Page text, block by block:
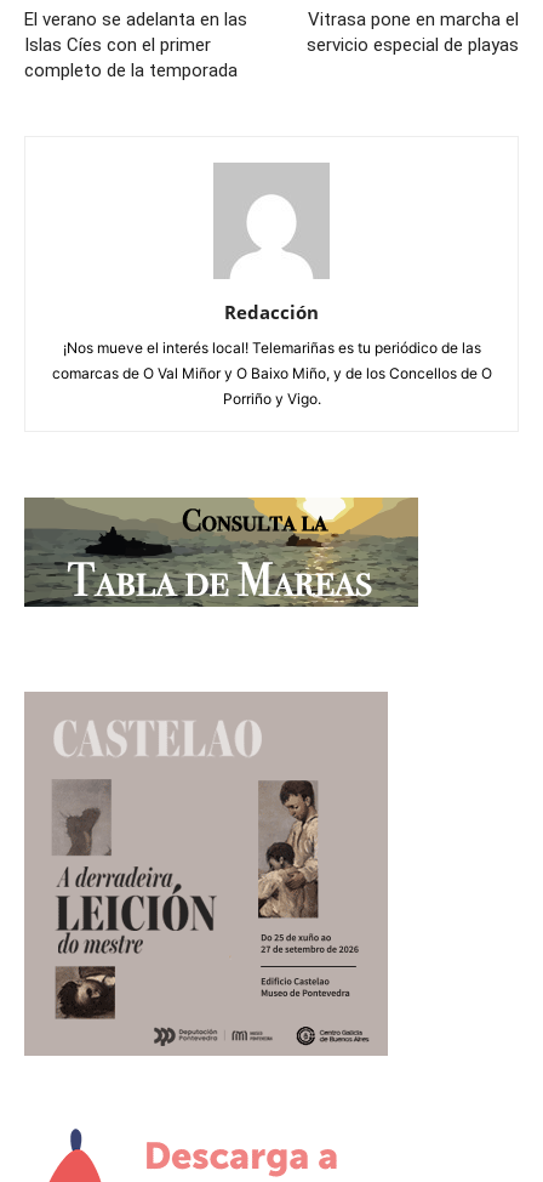
El verano se adelanta en las
Islas Cíes con el primer
completo de la temporada
Vitrasa pone en marcha el
servicio especial de playas
Redacción
¡Nos mueve el interés local! Telemariñas es tu periódico de las
comarcas de O Val Miñor y O Baixo Miño, y de los Concellos de O
Porriño y Vigo.